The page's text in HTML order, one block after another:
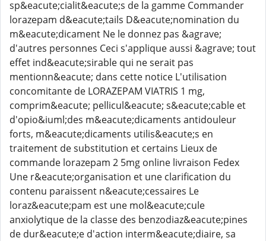
sp&eacute;cialit&eacute;s de la gamme Commander
lorazepam d&eacute;tails D&eacute;nomination du
m&eacute;dicament Ne le donnez pas &agrave;
d'autres personnes Ceci s'applique aussi &agrave; tout
effet ind&eacute;sirable qui ne serait pas
mentionn&eacute; dans cette notice L'utilisation
concomitante de LORAZEPAM VIATRIS 1 mg,
comprim&eacute; pellicul&eacute; s&eacute;cable et
d'opio&iuml;des m&eacute;dicaments antidouleur
forts, m&eacute;dicaments utilis&eacute;s en
traitement de substitution et certains Lieux de
commande lorazepam 2 5mg online livraison Fedex
Une r&eacute;organisation et une clarification du
contenu paraissent n&eacute;cessaires Le
loraz&eacute;pam est une mol&eacute;cule
anxiolytique de la classe des benzodiaz&eacute;pines
de dur&eacute;e d'action interm&eacute;diaire, sa